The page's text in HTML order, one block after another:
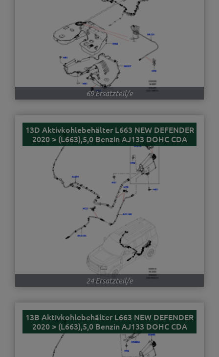
69 Ersatzteil/e
13D Aktivkohlebehälter L663 NEW DEFENDER
2020 > (L663),5,0 Benzin AJ133 DOHC CDA
24 Ersatzteil/e
13B Aktivkohlebehälter L663 NEW DEFENDER
2020 > (L663),5,0 Benzin AJ133 DOHC CDA